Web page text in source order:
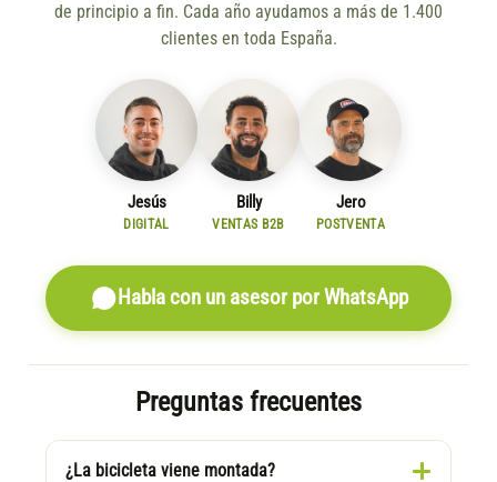
de principio a fin. Cada año ayudamos a más de 1.400
clientes en toda España.
Jesús
DIGITAL
Billy
VENTAS B2B
Jero
POSTVENTA
Habla con un asesor por WhatsApp
Preguntas frecuentes
¿La bicicleta viene montada?